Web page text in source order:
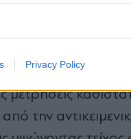
Privacy Policy
να επιβεβαιώνουν
στον πρώτο
την
την